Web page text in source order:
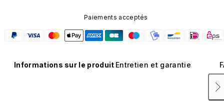
Paiements acceptés
Informations sur le produit Entretien et garantie